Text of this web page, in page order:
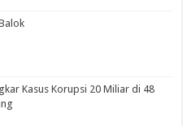
Kasus Korupsi 20 Miliar di 48